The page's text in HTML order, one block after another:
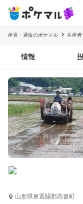
産直・通販のポケマル 生産者
情報
山形県東置賜郡高畠町